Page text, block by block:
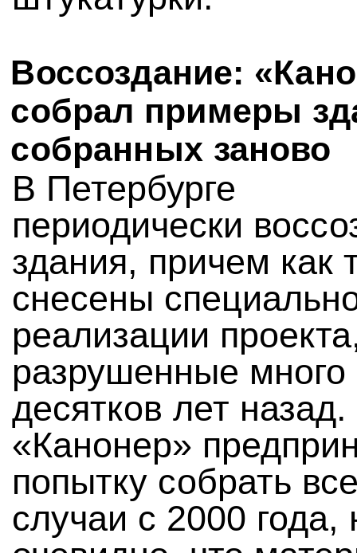
Воссоздание:
собрал примеры
собранных заново
В Петербурге
периодически
здания, причем как
снесены
реализации
разрушенные много
десятков лет назад.
«Канонер»
попытку собрать
случаи с 2000 года,